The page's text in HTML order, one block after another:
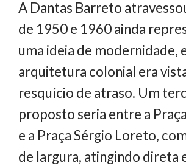
A Dantas Barreto
de 1950 e 1960 ainda
uma ideia de modernidade,
arquitetura colonial era
resquício de atraso. Um
proposto seria entre a
e a Praça Sérgio Loreto,
de largura, atingindo direta